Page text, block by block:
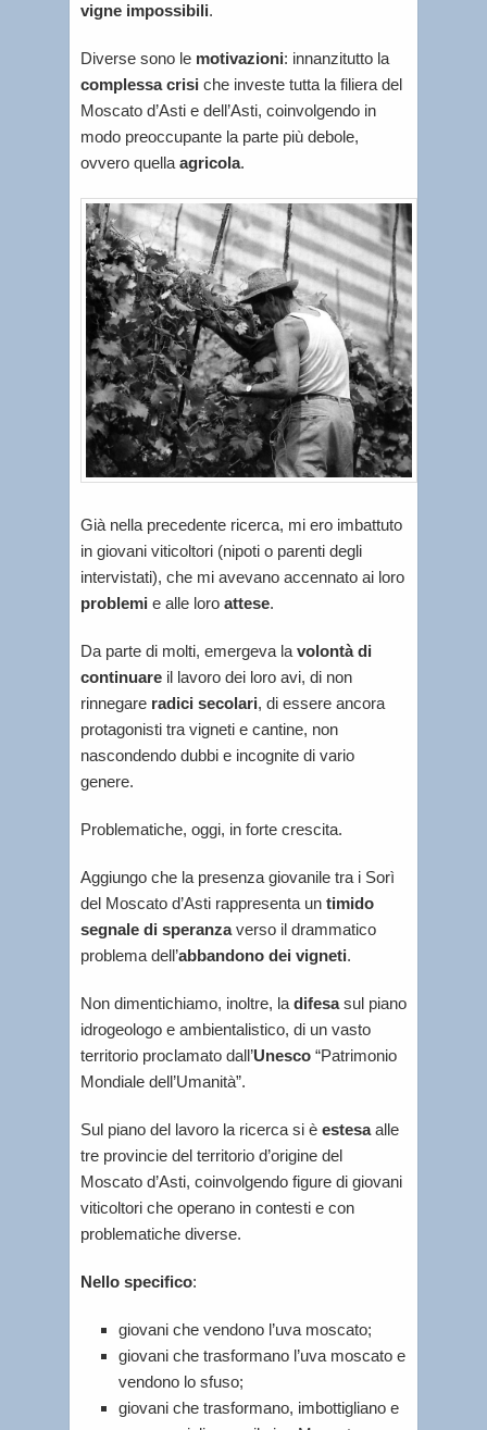
vigne impossibili.
Diverse sono le motivazioni: innanzitutto la
complessa crisi che investe tutta la filiera del
Moscato d’Asti e dell’Asti, coinvolgendo in
modo preoccupante la parte più debole,
ovvero quella agricola.
Già nella precedente ricerca, mi ero imbattuto
in giovani viticoltori (nipoti o parenti degli
intervistati), che mi avevano accennato ai loro
problemi e alle loro attese.
Da parte di molti, emergeva la volontà di
continuare il lavoro dei loro avi, di non
rinnegare radici secolari, di essere ancora
protagonisti tra vigneti e cantine, non
nascondendo dubbi e incognite di vario
genere.
Problematiche, oggi, in forte crescita.
Aggiungo che la presenza giovanile tra i Sorì
del Moscato d’Asti rappresenta un timido
segnale di speranzaverso il drammatico
problema dell’abbandono dei vigneti.
Non dimentichiamo, inoltre, la difesasul piano
idrogeologo e ambientalistico, di un vasto
territorio proclamato dall’Unesco “Patrimonio
Mondiale dell’Umanità”.
Sul piano del lavoro la ricerca si è estesaalle
tre provincie del territorio d’origine del
Moscato d’Asti, coinvolgendo figure di giovani
viticoltori che operano in contesti e con
problematiche diverse.
Nello specifico:
giovani che vendono l’uva moscato;
giovani che trasformano l’uva moscato e
vendono lo sfuso;
giovani che trasformano, imbottigliano e